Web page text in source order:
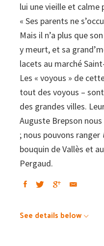
lui une vieille et
« Ses parents ne
Mais il n’a plus que
y meurt, et sa
lacets au marché
Les « voyous » de
tout des voyous –
des grandes villes.
Auguste Brepson
; nous pouvons ranger
bouquin de Vallès et
Pergaud.
See details below